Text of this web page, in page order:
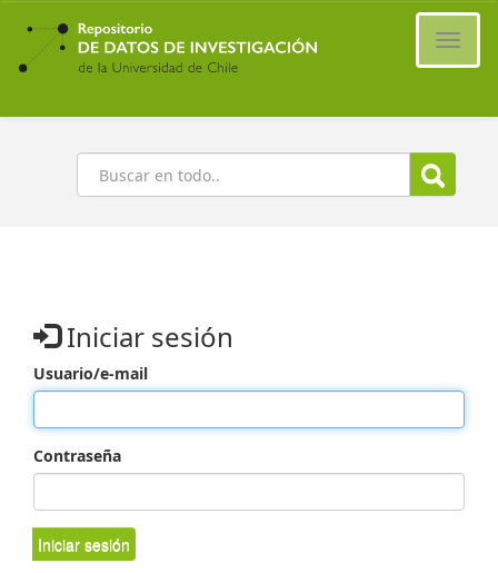
Ir
contenido
principal
Buscar
Iniciar sesión
Usuario/e-mail
Contraseña
Iniciar sesión